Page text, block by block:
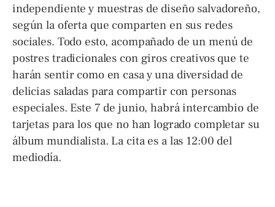
independiente y muestras de diseño salvadoreño,
según la oferta que comparten en sus redes
sociales. Todo esto, acompañado de un menú de
postres tradicionales con giros creativos que te
harán sentir como en casa y una diversidad de
delicias saladas para compartir con personas
especiales. Este 7 de junio, habrá intercambio de
tarjetas para los que no han logrado completar su
álbum mundialista. La cita es a las 12:00 del
mediodía.